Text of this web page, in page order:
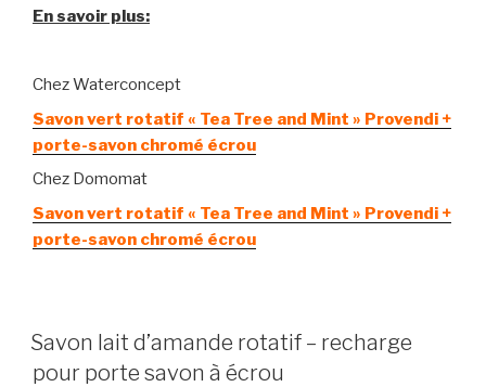
En savoir plus:
Chez Waterconcept
Savon vert rotatif « Tea Tree and Mint » Provendi +
porte-savon chromé écrou
Chez Domomat
Savon vert rotatif « Tea Tree and Mint » Provendi +
porte-savon chromé écrou
Savon lait d’amande rotatif – recharge
pour porte savon à écrou